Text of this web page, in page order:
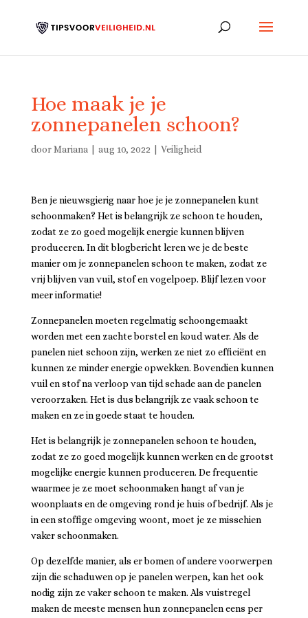
Hoe maak je je
zonnepanelen schoon?
doorMariana aug 10, 2022 Veiligheid
Ben je nieuwsgierig naar hoe je je zonnepanelen kunt
schoonmaken? Het is belangrijk ze schoon te houden,
zodat ze zo goed mogelijk energie kunnen blijven
produceren. In dit blogbericht leren we je de beste
manier om je zonnepanelen schoon te maken, zodat ze
vrij blijven van vuil, stof en vogelpoep. Blijf lezen voor
meer informatie!
Zonnepanelen moeten regelmatig schoongemaakt
worden met een zachte borstel en koud water. Als de
panelen niet schoon zijn, werken ze niet zo efficiënt en
kunnen ze minder energie opwekken. Bovendien kunnen
vuil en stof na verloop van tijd schade aan de panelen
veroorzaken. Het is dus belangrijk ze vaak schoon te
maken en ze in goede staat te houden.
Het is belangrijk je zonnepanelen schoon te houden,
zodat ze zo goed mogelijk kunnen werken en de grootst
mogelijke energie kunnen produceren. De frequentie
waarmee je ze moet schoonmaken hangt af van je
woonplaats en de omgeving rond je huis of bedrijf. Als je
in een stoffige omgeving woont, moet je ze misschien
vaker schoonmaken.
Op dezelfde manier, als er bomen of andere voorwerpen
zijn die schaduwen op je panelen werpen, kan het ook
nodig zijn ze vaker schoon te maken. Als vuistregel
maken de meeste mensen hun zonnepanelen eens per